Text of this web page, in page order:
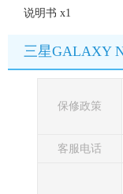
说明书 x1
三星GALAXY
保修政策
客服电话